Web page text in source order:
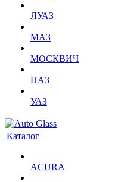
ЛУАЗ
МАЗ
МОСКВИЧ
ПАЗ
УАЗ
Каталог
ACURA